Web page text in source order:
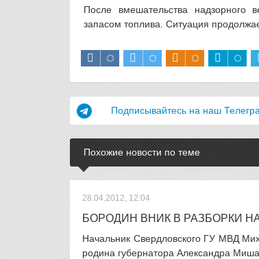
После вмешательства надзорного
запасом топлива. Ситуация
Подписывайтесь на наш
Похожие новости по теме
28.04.2012, 12:04
БОРОДИН ВНИК В РАЗБОРКИ
Начальник Свердловского ГУ МВД
родина губернатора Александра